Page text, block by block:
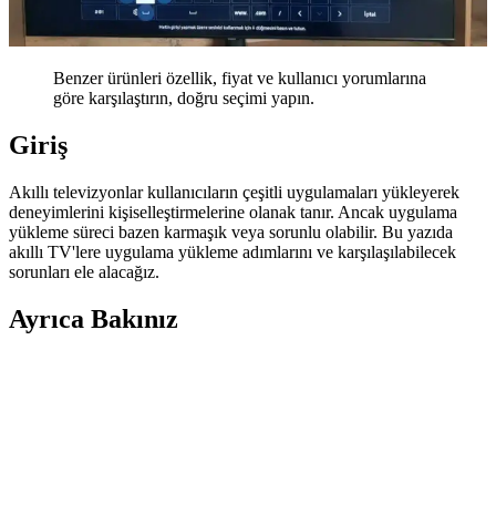
Benzer ürünleri özellik, fiyat ve kullanıcı yorumlarına
göre karşılaştırın, doğru seçimi yapın.
Giriş
Akıllı televizyonlar kullanıcıların çeşitli uygulamaları yükleyerek
deneyimlerini kişiselleştirmelerine olanak tanır. Ancak uygulama
yükleme süreci bazen karmaşık veya sorunlu olabilir. Bu yazıda
akıllı TV'lere uygulama yükleme adımlarını ve karşılaşılabilecek
sorunları ele alacağız.
Ayrıca Bakınız